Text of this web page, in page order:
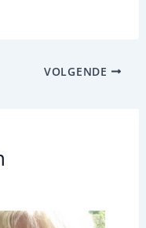
VOLGENDE